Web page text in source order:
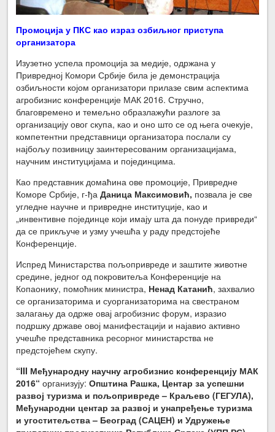
Промоција у ПКС као израз озбиљног приступа
организатора
Изузетно успела промоција за медије, одржана у
Привредној Комори Србије била је демонстрација
озбиљности којом организатори прилазе свим аспектима
агробизнис конференције МАК 2016. Стручно,
благовремено и темељно образлажући разлоге за
организацију овог скупа, као и оно што се од њега очекује,
компетентни представници организатора послали су
најбољу позивницу заинтересованим организацијама,
научним институцијама и појединцима.
Као представник домаћина ове промоције, Привредне
Коморе Србије, г-ђаДаница Максимовић, позвала је све
угледне научне и привредне институције, као и
„инвентивне појединце који имају шта да понуде привреди“
да се прикључе и узму учешћа у раду предстојеће
Конференције.
Испред Министарства пољопривреде и заштите животне
средине, једног од покровитеља Конференције на
Копаонику, помоћник министра, Ненад Катанић, захвалио
се организаторима и суорганизаторима на свестраном
залагању да одрже овај агробизнис форум, изразио
подршку државе овој манифестацији и најавио активно
учешће представника ресорног министарства не
предстојећем скупу.
“III Међународну научну агробизнис конференцију МАК
2016“ организују:Општина Рашка, Центар за успешни
развој туризма и пољопривреде – Краљево (ГЕГУЛА),
Међународни центар за развој и унапређење туризма
и угоститељства – Београд (САЦЕН) и Удружење